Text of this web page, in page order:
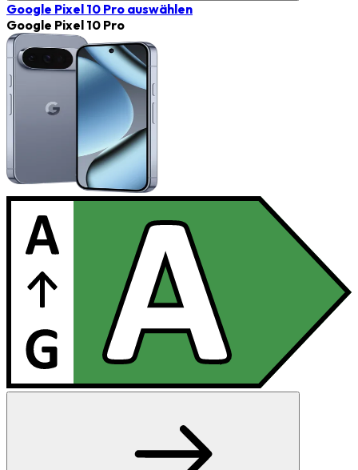
Google Pixel 10 Pro auswählen
Google Pixel 10 Pro